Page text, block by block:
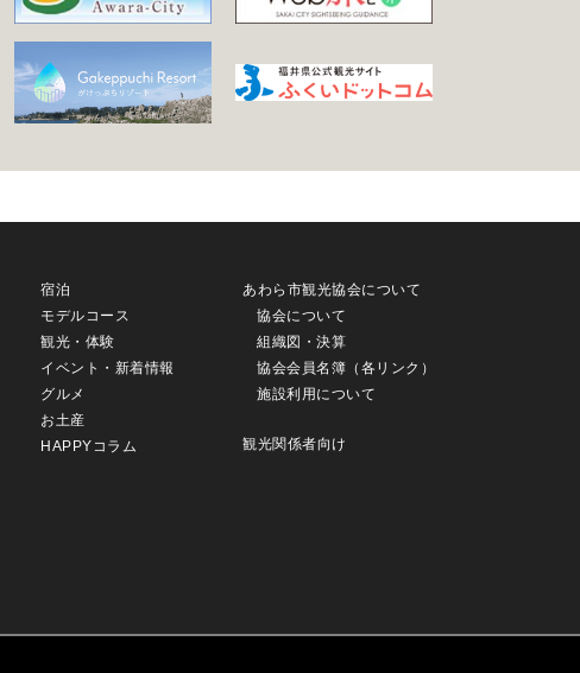
宿泊
モデルコース
観光・体験
イベント・新着情報
グルメ
お土産
HAPPYコラム
あわら市観光協会について
協会について
組織図・決算
協会会員名簿（各リンク）
施設利用について
観光関係者向け